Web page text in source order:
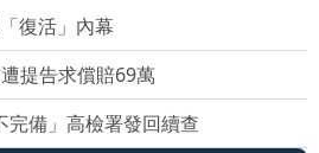
復活」內幕
提告求償賠69萬
備」高檢署發回續查